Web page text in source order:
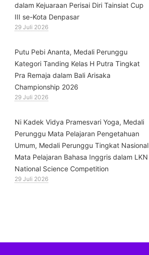
dalam Kejuaraan Perisai Diri Tainsiat Cup
III se-Kota Denpasar
29 Juli 2026
Putu Pebi Ananta, Medali Perunggu
Kategori Tanding Kelas H Putra Tingkat
Pra Remaja dalam Bali Arisaka
Championship 2026
29 Juli 2026
⁠Ni Kadek Vidya Pramesvari Yoga, Medali
Perunggu Mata Pelajaran Pengetahuan
Umum, Medali Perunggu Tingkat Nasional
Mata Pelajaran Bahasa Inggris dalam LKN
National Science Competition
29 Juli 2026